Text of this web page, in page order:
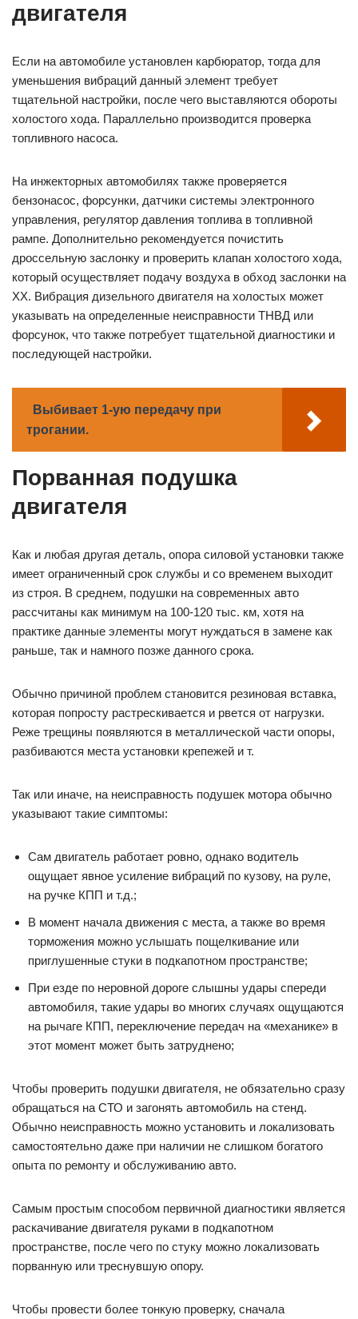
двигателя
Если на автомобиле установлен карбюратор, тогда для
уменьшения вибраций данный элемент требует
тщательной настройки, после чего выставляются обороты
холостого хода. Параллельно производится проверка
топливного насоса.
На инжекторных автомобилях также проверяется
бензонасос, форсунки, датчики системы электронного
управления, регулятор давления топлива в топливной
рампе. Дополнительно рекомендуется почистить
дроссельную заслонку и проверить клапан холостого хода,
который осуществляет подачу воздуха в обход заслонки на
ХХ. Вибрация дизельного двигателя на холостых может
указывать на определенные неисправности ТНВД или
форсунок, что также потребует тщательной диагностики и
последующей настройки.
Выбивает 1-ую передачу при
трогании.
Порванная подушка
двигателя
Как и любая другая деталь, опора силовой установки также
имеет ограниченный срок службы и со временем выходит
из строя. В среднем, подушки на современных авто
рассчитаны как минимум на 100-120 тыс. км, хотя на
практике данные элементы могут нуждаться в замене как
раньше, так и намного позже данного срока.
Обычно причиной проблем становится резиновая вставка,
которая попросту растрескивается и рвется от нагрузки.
Реже трещины появляются в металлической части опоры,
разбиваются места установки крепежей и т.
Так или иначе, на неисправность подушек мотора обычно
указывают такие симптомы:
Сам двигатель работает ровно, однако водитель
ощущает явное усиление вибраций по кузову, на руле,
на ручке КПП и т.д.;
В момент начала движения с места, а также во время
торможения можно услышать пощелкивание или
приглушенные стуки в подкапотном пространстве;
При езде по неровной дороге слышны удары спереди
автомобиля, такие удары во многих случаях ощущаются
на рычаге КПП, переключение передач на «механике» в
этот момент может быть затруднено;
Чтобы проверить подушки двигателя, не обязательно сразу
обращаться на СТО и загонять автомобиль на стенд.
Обычно неисправность можно установить и локализовать
самостоятельно даже при наличии не слишком богатого
опыта по ремонту и обслуживанию авто.
Самым простым способом первичной диагностики является
раскачивание двигателя руками в подкапотном
пространстве, после чего по стуку можно локализовать
порванную или треснувшую опору.
Чтобы провести более тонкую проверку, сначала